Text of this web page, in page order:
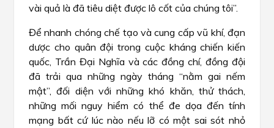
vài quả là đã tiêu diệt được lô cốt của chúng tôi”.
Để nhanh chóng chế tạo và cung cấp vũ khí, đạn
dược cho quân đội trong cuộc kháng chiến kiến
quốc, Trần Đại Nghĩa và các đồng chí, đồng đội
đã trải qua những ngày tháng “nằm gai nếm
mật”, đối diện với những khó khăn, thử thách,
những mối nguy hiểm có thể đe dọa đến tính
mạng bất cứ lúc nào nếu lỡ có một sai sót nhỏ